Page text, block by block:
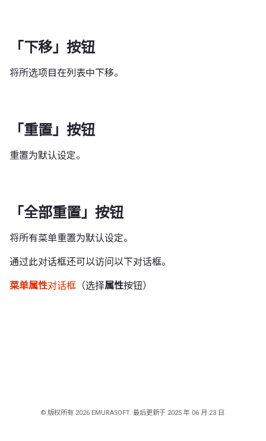
「下移」按钮
将所选项目在列表中下移。
「重置」按钮
重置为默认设定。
「全部重置」按钮
将所有菜单重置为默认设定。
通过此对话框还可以访问以下对话框。
菜单属性对话框 （选择属性按钮）
© 版权所有 2026 EMURASOFT. 最后更新于 2025 年 06 月 23 日.